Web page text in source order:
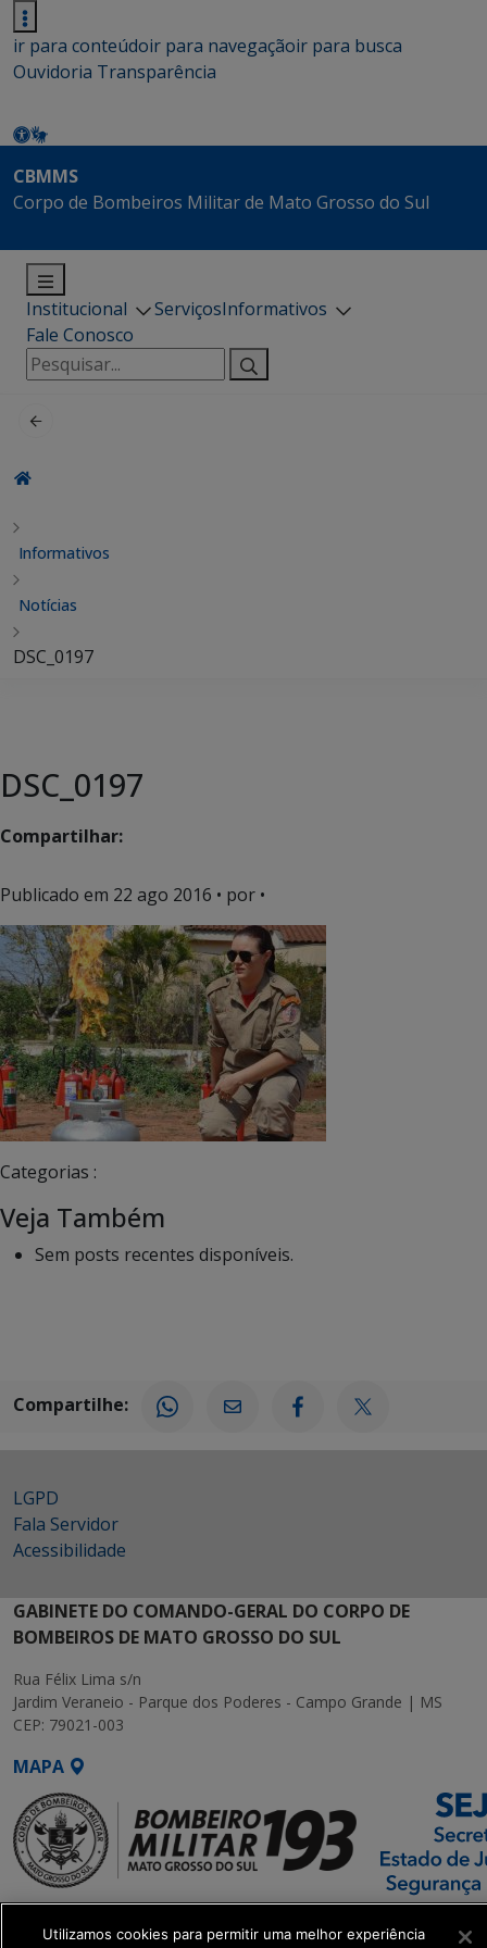
ir para conteúdoir para navegaçãoir para busca
Ouvidoria Transparência
CBMMS
Corpo de Bombeiros Militar de Mato Grosso do Sul
Institucional ServiçosInformativos
Fale Conosco
Pesquisar
por:
Informativos
Notícias
DSC_0197
DSC_0197
Compartilhar:
Publicado em 22 ago 2016 • por •
Categorias :
Veja Também
Sem posts recentes disponíveis.
Compartilhe:
LGPD
Fala Servidor
Acessibilidade
GABINETE DO COMANDO-GERAL DO CORPO DE
BOMBEIROS DE MATO GROSSO DO SUL
Rua Félix Lima s/n
Jardim Veraneio - Parque dos Poderes - Campo Grande | MS
CEP: 79021-003
MAPA
Utilizamos cookies para permitir uma melhor experiência